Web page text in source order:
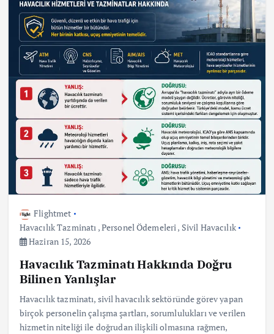
Flightmet
Havacılık Tazminatı ,Personel Ödemeleri, Sivil Havacılık
Haziran 15, 2026
Havacılık Tazminatı Hakkında Doğru
Bilinen Yanlışlar
Havacılık tazminatı, sivil havacılık sektöründe görev yapan
birçok personelin çalışma şartları, sorumlulukları ve verilen
hizmetin niteliği ile doğrudan ilişkili olmasına rağmen,